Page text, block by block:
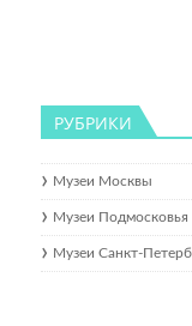
РУБРИКИ
Музеи Москвы
Музеи Подмосковья
Музеи Санкт-